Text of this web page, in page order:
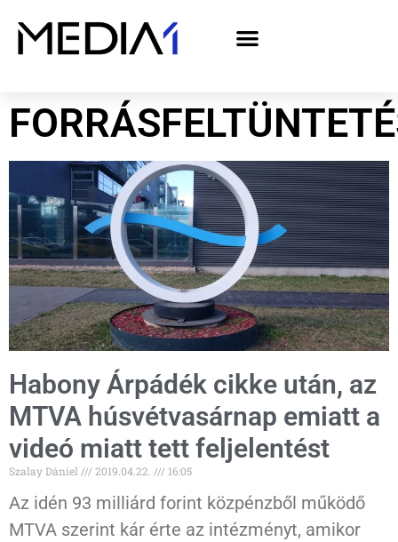
Habony Árpádék cikke után, az
MTVA húsvétvasárnap emiatt a
videó miatt tett feljelentést
Szalay Dániel 2019.04.22. 16:05
Az idén 93 milliárd forint közpénzből működő
MTVA szerint kár érte az intézményt, amikor